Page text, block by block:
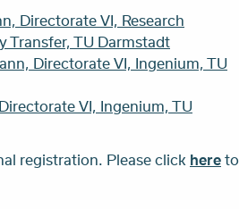
Directorate VI, Research
Transfer, TU Darmstadt
Directorate VI, Ingenium, TU
VI, Ingenium, TU
registration. Please click hereto